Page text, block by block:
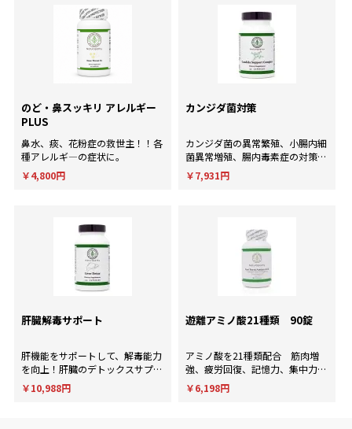
のど・鼻スッキリ アレルギー
PLUS
鼻水、痰、花粉症の救世主！！各
種アレルギ―の症状に。
￥4,800円
カンジダ菌対策
カンジダ菌の異常繁殖、小腸内細
菌異常増殖、腸内毒素症の対策
に！
￥7,931円
肝臓解毒サポート
肝機能をサポートして、解毒能力
を向上！肝臓のデトックスサプリ
メント。
￥10,988円
遊離アミノ酸21種類 90錠
アミノ酸を21種類配合 筋肉増
強、疲労回復、記憶力、集中力、
判断力など様々な用途に使用され
ます。
￥6,198円